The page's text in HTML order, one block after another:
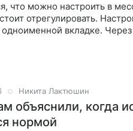
что можно настроить в
отрегулировать.
одноименной вкладке.
Никита Лактюшин
объяснили, когда
нормой